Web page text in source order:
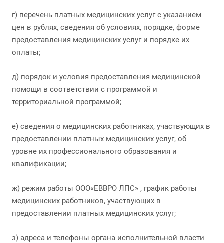
г) перечень платных медицинских услуг с указанием
цен в рублях, сведения об условиях, порядке, форме
предоставления медицинских услуг и порядке их
оплаты;
д) порядок и условия предоставления медицинской
помощи в соответствии с программой и
территориальной программой;
е) сведения о медицинских работниках, участвующих в
предоставлении платных медицинских услуг, об
уровне их профессионального образования и
квалификации;
ж) режим работы ООО«ЕВВРО ЛПС» , график работы
медицинских работников, участвующих в
предоставлении платных медицинских услуг;
з) адреса и телефоны органа исполнительной власти